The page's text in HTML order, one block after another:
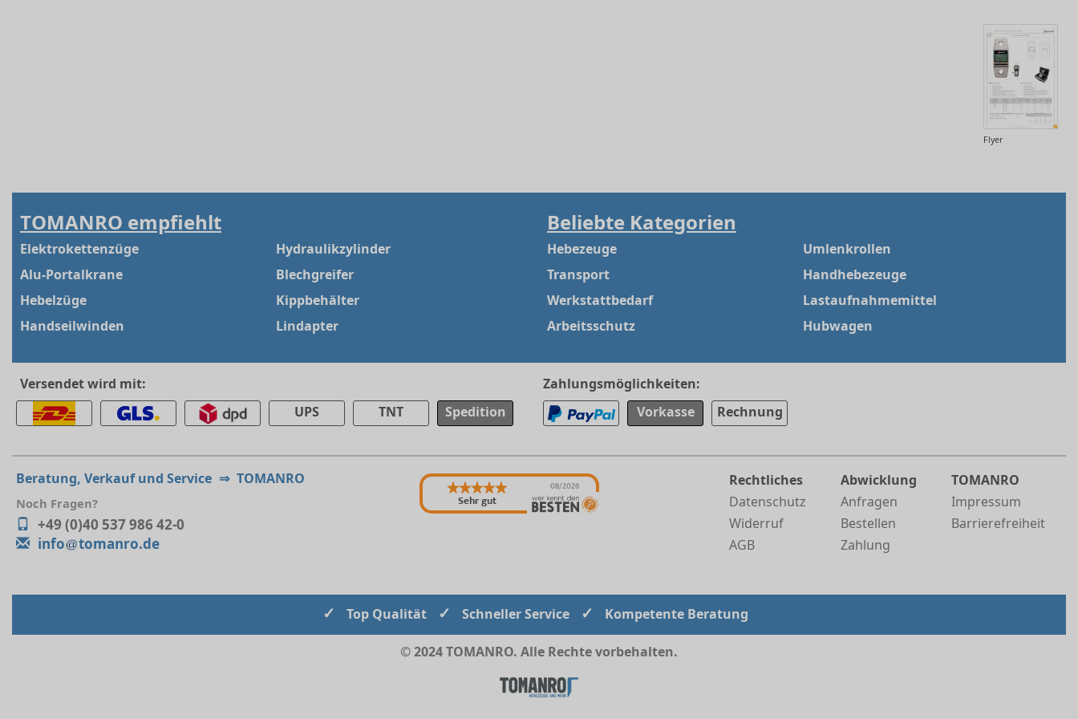
Flyer
TOMANRO empfiehlt
Elektrokettenzüge
Alu-Portalkrane
Hebelzüge
Handseilwinden
Hydraulikzylinder
Blechgreifer
Kippbehälter
Lindapter
Beliebte Kategorien
Hebezeuge
Transport
Werkstattbedarf
Arbeitsschutz
Umlenkrollen
Handhebezeuge
Lastaufnahmemittel
Hubwagen
Versendet wird mit:
UPS
TNT Spedition
Zahlungsmöglichkeiten:
Vorkasse
Rechnung
Beratung, Verkauf und Service ⇒ TOMANRO
Noch Fragen?
+49 (0)40 537 986 42-0
info
tomanro.de
Rechtliches
Datenschutz
Widerruf
AGB
Abwicklung
Anfragen
Bestellen
Zahlung
TOMANRO
Impressum
Barrierefreiheit
Sehr gut
08/2026
✓ Top Qualität ✓ Schneller Service ✓ Kompetente Beratung
© 2024 TOMANRO. Alle Rechte vorbehalten.